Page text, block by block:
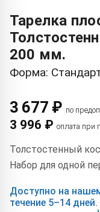
Тарелка
200 мм.
Форма:
3 677 ₽ по
3 996 ₽ оплата при
Толстостенный
Набор для одной
Доступно на
течение 5–14